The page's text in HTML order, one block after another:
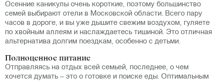
Осенние каникулы очень короткие, поэтому большинство
семей выбирают отели в Московской области. Всего пару
часов в дороге, и вы уже дышите свежим воздухом, гуляете
по хвойным аллеям и наслаждаетесь тишиной. Это отличная
альтернатива долгим поездкам, особенно с детьми.
Полноценное питание
Отправляясь на отдых всей семьей, последнее, о чем
хочется думать – это о готовке и поиске еды. Оптимальным